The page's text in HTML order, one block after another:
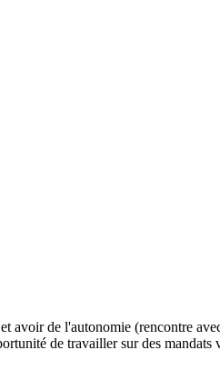
de l'autonomie (rencontre
de travailler sur des mandats